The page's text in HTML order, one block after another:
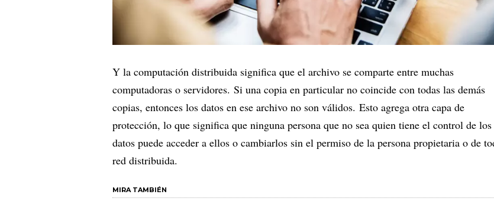
Y la computación distribuida significa que el archivo se comparte entre muchas
computadoras o servidores. Si una copia en particular no coincide con todas las demás
copias, entonces los datos en ese archivo no son válidos. Esto agrega otra capa de
protección, lo que significa que ninguna persona que no sea quien tiene el control de los
datos puede acceder a ellos o cambiarlos sin el permiso de la persona propietaria o de
red distribuida.
MIRA TAMBIÉN